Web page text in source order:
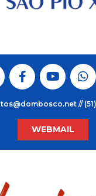
//
WEBMAIL